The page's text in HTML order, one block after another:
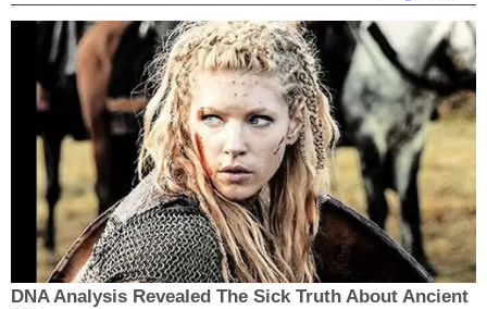
DNA Analysis Revealed The Sick Truth About Ancient